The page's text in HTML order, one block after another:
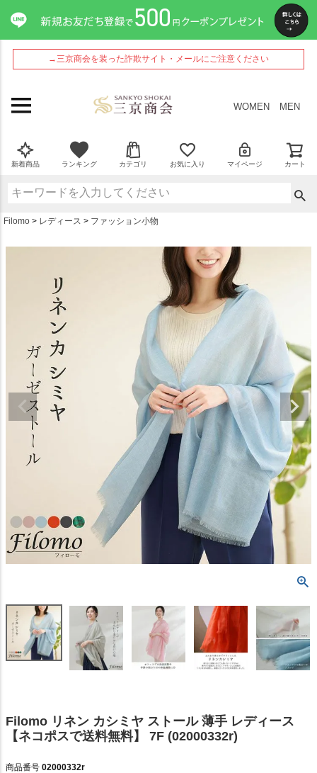
→三京商会を装った詐欺サイト・メールにご注意ください
WOMEN MEN
新着商品 ランキング カテゴリ お気に入り マイページ カート
Filomo レディース ファッション小物
Filomo リネン カシミヤ ストール 薄手 レディース
【ネコポスで送料無料】 7F (02000332r)
商品番号 02000332r
ペー
ジト
ップ
へ